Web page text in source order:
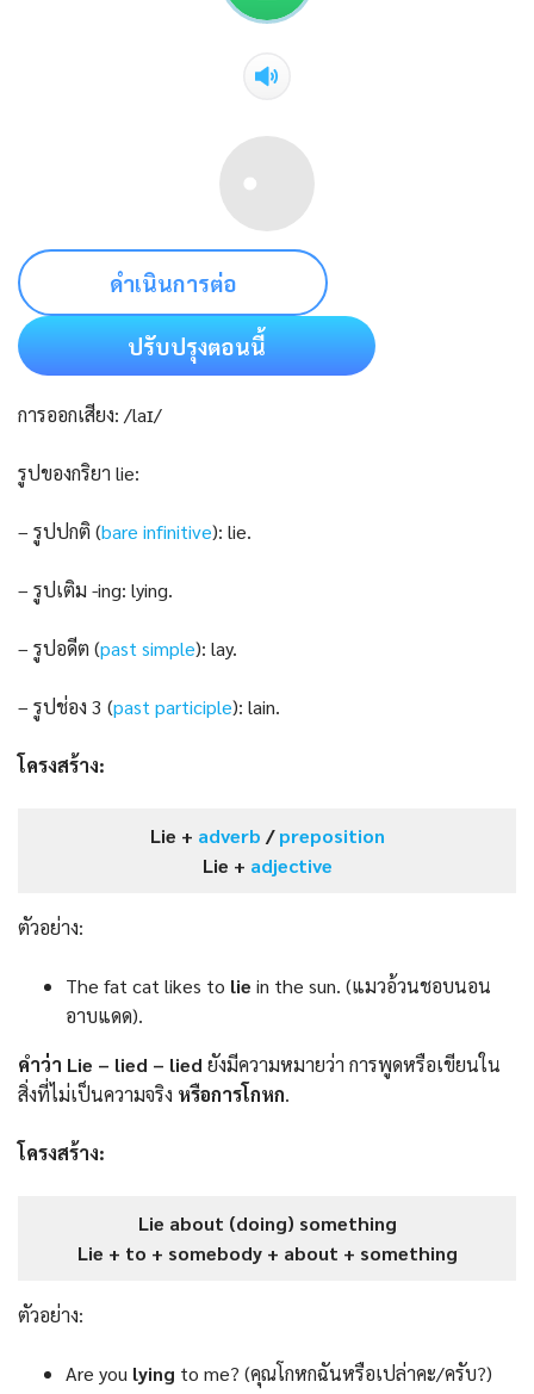
ดำเนินการต่อ
ปรับปรุงตอนนี้
การออกเสียง: /laɪ/
รูปของกริยา lie:
– รูปปกติ (bare infinitive): lie.
– รูปเติม -ing: lying.
– รูปอดีต (past simple): lay.
– รูปช่อง 3 (past participle): lain.
โครงสร้าง:
Lie + adverb /preposition
Lie + adjective
ตัวอย่าง:
The fat cat likes to lie in the sun. (แมวอ้วนชอบนอน
อาบแดด).
คำว่า Lie – lied – lied ยังมีความหมายว่า การพูดหรือเขียนใน
สิ่งที่ไม่เป็นความจริง หรือการโกหก.
โครงสร้าง:
Lie about (doing) something
Lie + to + somebody + about + something
ตัวอย่าง:
Are you lying to me? (คุณโกหกฉันหรือเปล่าคะ/ครับ?)